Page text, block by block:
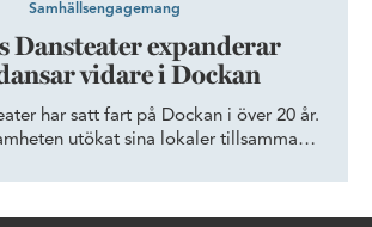
Samhällsengagemang
Dansteater expanderar
vidare i Dockan
har satt fart på Dockan i över 20 år.
utökat sina lokaler tillsammans